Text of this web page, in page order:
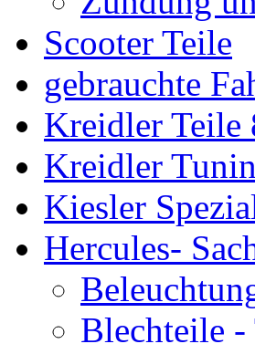
Scooter Teile
gebrauchte
Kreidler Teile
Kreidler
Kiesler
Hercules-
Blechteile -